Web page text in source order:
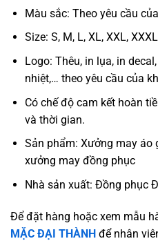
Màu sắc: Theo yêu cầu
Size: S, M, L, XL, XXL, XXXL
Logo: Thêu, in lụa, in
nhiệt,… theo yêu cầu của
Có chế độ cam kết hoàn
và thời gian.
Sản phẩm: Xưởng may áo
xưởng may đồng phục
Nhà sản xuất: Đồng phục
Để đặt hàng hoặc xem mẫu
MẶC ĐẠI THÀNH để nhân